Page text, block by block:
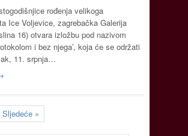
rođenja velikoga
Ice Voljevice, zagrebačka Galerija
16) otvara izložbu pod nazivom
i bez njega’, koja će se održati
11. srpnja…
Sljedeće »